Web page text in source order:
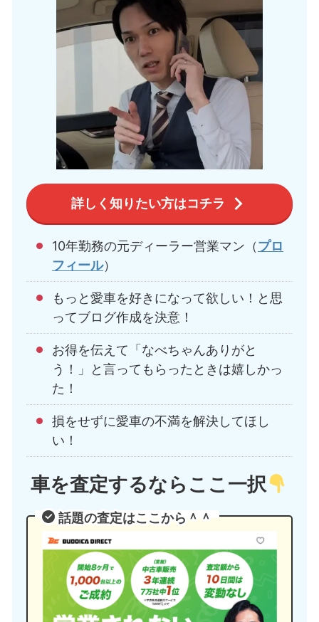
詳しく知りたい方はコチラ
10年勤務の元ディーラー営業マン（プロ
フィール）
もっと愛車を好きになって欲しい！と思
ってブログ作成を決意！
お得を伝えて「なべちゃんありがと
う！」と言ってもらったときは嬉しかっ
た！
損をせずに愛車の不満を解決してほし
い！
車を査定するならここ一択
話題の査定はここから＾＾